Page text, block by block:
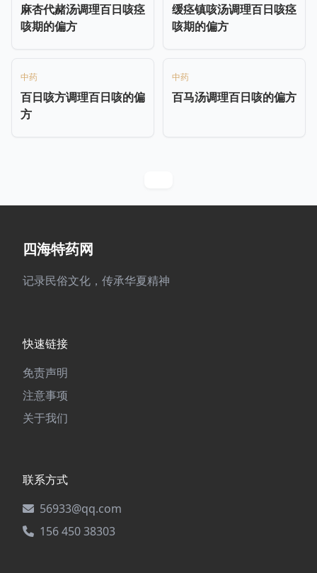
麻杏代赭汤调理百日咳痉
咳期的偏方
缓痉镇咳汤调理百日咳痉
咳期的偏方
中药
百日咳方调理百日咳的偏
方
中药
百马汤调理百日咳的偏方
四海特药网
记录民俗文化，传承华夏精神
快速链接
免责声明
注意事项
关于我们
联系方式
56933@qq.com
156 450 38303